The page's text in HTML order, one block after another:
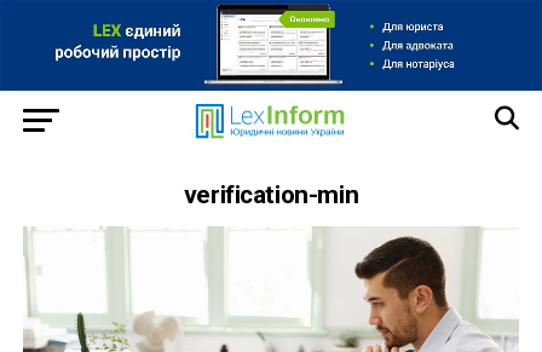
verification-min